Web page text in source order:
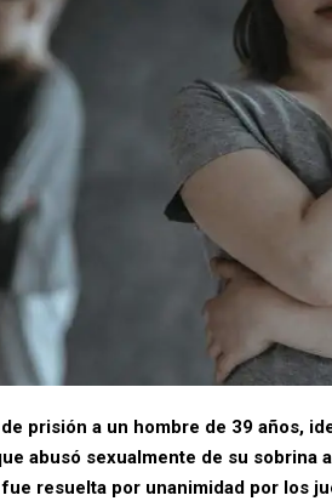
prisión a un hombre de 39 años,
abusó sexualmente de su sobrina
resuelta por unanimidad por los